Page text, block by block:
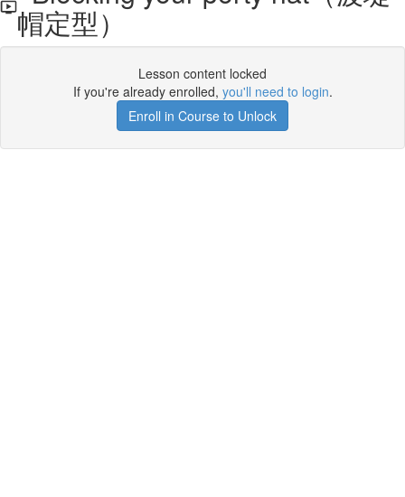
帽定型）
Lesson content locked
If you're already enrolled, you'll need to login.
Enroll in Course to Unlock